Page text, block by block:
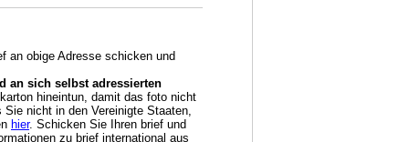
an obige Adresse schicken und
an sich selbst adressierten
hineintun, damit das foto nicht
nicht in den Vereinigte Staaten,
hier. Schicken Sie Ihren brief und
zu brief international aus